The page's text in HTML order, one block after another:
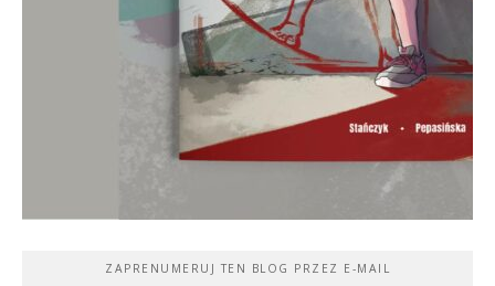
ZAPRENUMERUJ TEN BLOG PRZEZ E-MAIL